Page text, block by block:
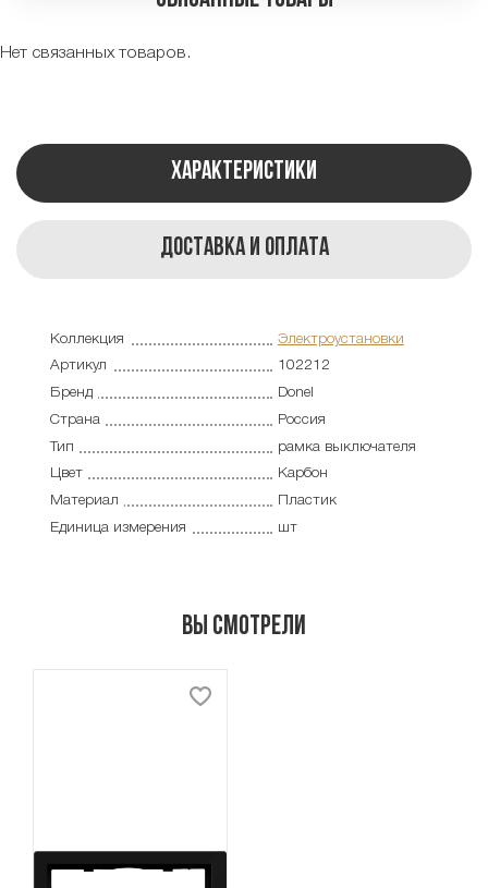
Нет связанных товаров.
Характеристики
Доставка и оплата
Коллекция
Электроустановки
Артикул
102212
Бренд
Donel
Страна
Россия
Тип
рамка выключателя
Цвет
Карбон
Материал
Пластик
Единица измерения
шт
Вы смотрели